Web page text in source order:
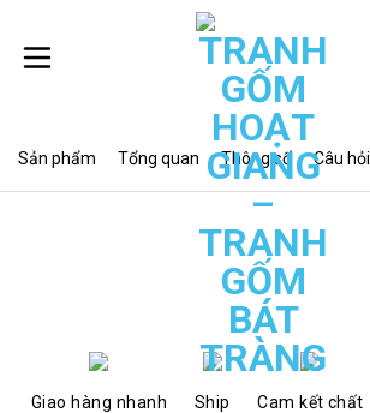
đến
nội
Sản phẩm Tổng quan Thông số Câu hỏi
Giao hàng nhanh
Ship
Cam kết chất